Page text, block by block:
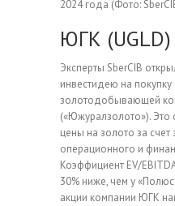
2024 года (Фото:
ЮГК (UGLD)
Эксперты SberCIB
инвестидею на покупку
золотодобывающей
(«Южуралзолото»). Это
цены на золото за счет
операционного и
Коэффициент EV/
30% ниже, чем у
акции компании ЮГК